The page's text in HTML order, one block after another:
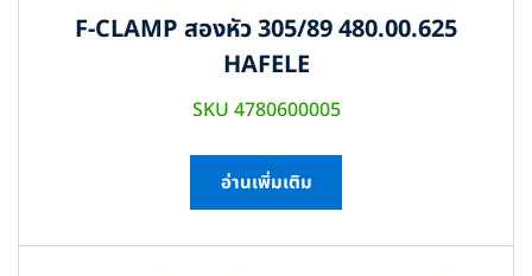
F-CLAMP สองหัว 305/89 480.00.625
HAFELE
SKU 4780600005
อ่านเพิ่มเติม